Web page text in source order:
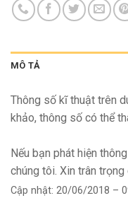
MÔ TẢ
Thông số kĩ thuật trên
khảo, thông số có thể
Nếu bạn phát hiện
chúng tôi. Xin trân trọng
Cập nhật: 20/06/2018 –